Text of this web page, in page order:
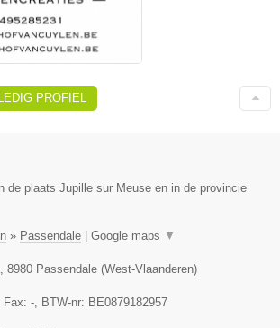
PROFIEL
de plaats Jupille sur Meuse en in de provincie
» Passendale Google maps ▼
, 8980 Passendale (West-Vlaanderen)
Fax: -, BTW-nr: BE0879182957